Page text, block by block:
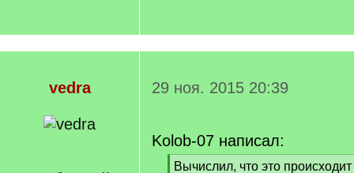
vedra 29 ноя. 2015 20:39
Kolob-07 написал:
[Вычислил, что это